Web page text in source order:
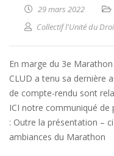
29 mars 2022
Collectif l'Unité du
En marge du 3e
CLUD a tenu sa dernière
de compte-rendu sont
ICI notre communiqué de
: Outre la présentation –
ambiances du Marathon